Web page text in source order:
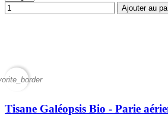
Ajouter au
Tisane Galéopsis Bio - Parie